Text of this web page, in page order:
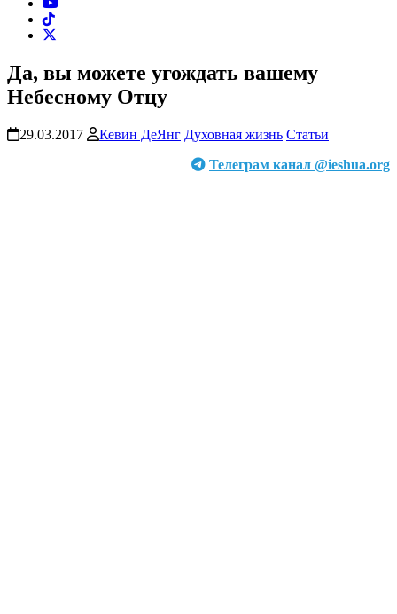
Да, вы можете угождать вашему
Небесному Отцу
29.03.2017 Кевин ДеЯнг Духовная жизнь Статьи
Телеграм канал @ieshua.org